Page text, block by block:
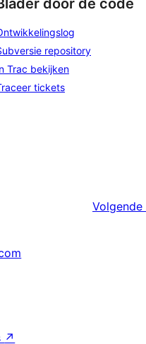
repository
Trac bekijken
tickets
Volgende
↗